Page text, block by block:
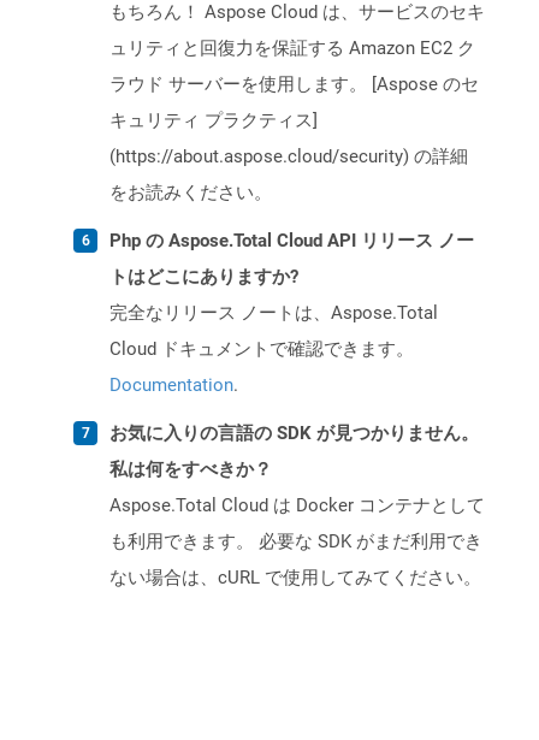
もちろん！ Aspose Cloud は、サービスのセキ
ュリティと回復力を保証する Amazon EC2 ク
ラウド サーバーを使用します。 [Aspose のセ
キュリティ プラクティス]
(https://about.aspose.cloud/security) の詳細
をお読みください。
Php の Aspose.Total Cloud API リリース ノー
トはどこにありますか?
完全なリリース ノートは、Aspose.Total
Cloud ドキュメントで確認できます。
Documentation.
お気に入りの言語の SDK が見つかりません。
私は何をすべきか？
Aspose.Total Cloud は Docker コンテナとして
も利用できます。 必要な SDK がまだ利用でき
ない場合は、cURL で使用してみてください。